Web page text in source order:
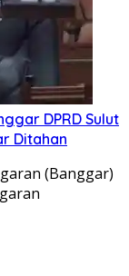
DPRD Sulut
Ditahan
(Banggar)